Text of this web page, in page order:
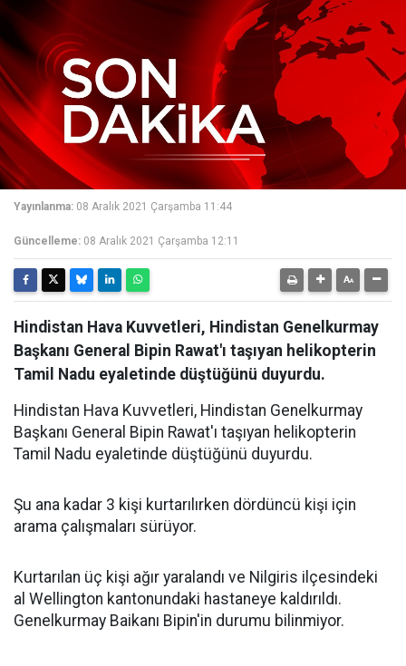
Yayınlanma: 08 Aralık 2021 Çarşamba 11:44
Güncelleme: 08 Aralık 2021 Çarşamba 12:11
Hindistan Hava Kuvvetleri, Hindistan Genelkurmay
Başkanı General Bipin Rawat'ı taşıyan helikopterin
Tamil Nadu eyaletinde düştüğünü duyurdu.
Hindistan Hava Kuvvetleri, Hindistan Genelkurmay
Başkanı General Bipin Rawat'ı taşıyan helikopterin
Tamil Nadu eyaletinde düştüğünü duyurdu.
Şu ana kadar 3 kişi kurtarılırken dördüncü kişi için
arama çalışmaları sürüyor.
Kurtarılan üç kişi ağır yaralandı ve Nilgiris ilçesindeki
al Wellington kantonundaki hastaneye kaldırıldı.
Genelkurmay Baikanı Bipin'in durumu bilinmiyor.